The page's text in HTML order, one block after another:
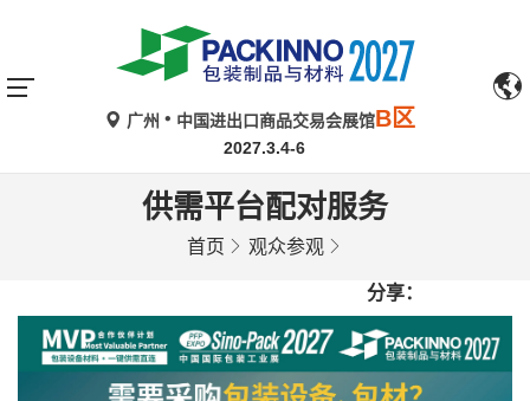
广州 中国进出口商品交易会展馆B区
2027.3.4-6
供需平台配对服务
首页 观众参观
分享：